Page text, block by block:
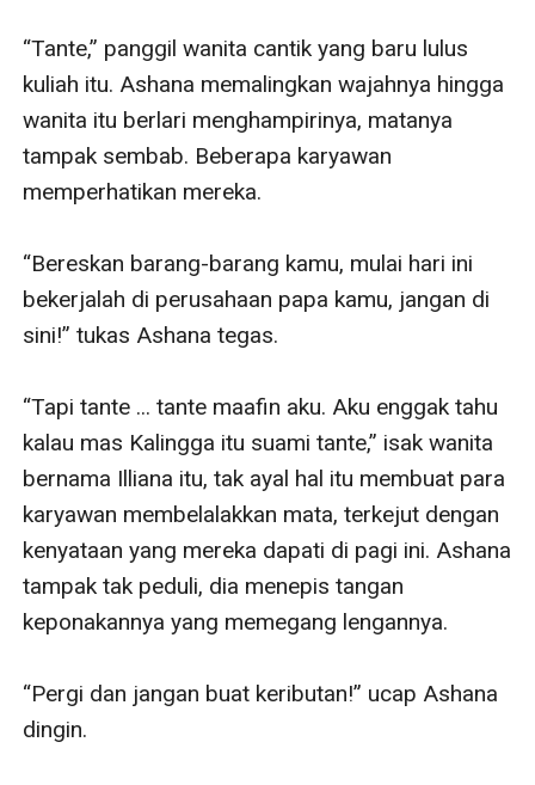
“Tante,” panggil wanita cantik yang baru lulus
kuliah itu. Ashana memalingkan wajahnya hingga
wanita itu berlari menghampirinya, matanya
tampak sembab. Beberapa karyawan
memperhatikan mereka.
“Bereskan barang-barang kamu, mulai hari ini
bekerjalah di perusahaan papa kamu, jangan di
sini!” tukas Ashana tegas.
“Tapi tante ... tante maafin aku. Aku enggak tahu
kalau mas Kalingga itu suami tante,” isak wanita
bernama Illiana itu, tak ayal hal itu membuat para
karyawan membelalakkan mata, terkejut dengan
kenyataan yang mereka dapati di pagi ini. Ashana
tampak tak peduli, dia menepis tangan
keponakannya yang memegang lengannya.
“Pergi dan jangan buat keributan!” ucap Ashana
dingin.